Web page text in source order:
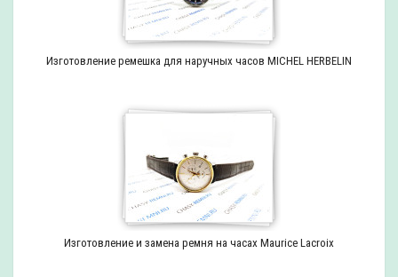
Изготовление ремешка для наручных часов MICHEL HERBELIN
Изготовление и замена ремня на часах Maurice Lacroix